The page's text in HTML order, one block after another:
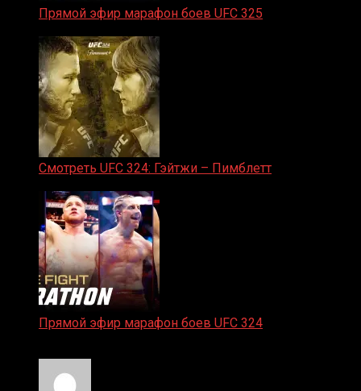
Прямой эфир марафон боев UFC 325
Смотреть UFC 324: Гэйтжи – Пимблетт
Прямой эфир марафон боев UFC 324